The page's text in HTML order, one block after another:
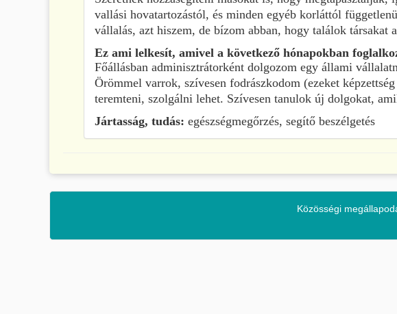
vallási hovatartozástól, és minden egyéb korláttól
vállalás, azt hiszem, de bízom abban, hogy találok társakat
Ez ami lelkesít, amivel a következő hónapokban
Főállásban adminisztrátorként dolgozom egy állami
Örömmel varrok, szívesen fodrászkodom (ezeket
teremteni, szolgálni lehet. Szívesen tanulok új dolgokat,
Jártasság, tudás: egészségmegőrzés, segítő beszélgetés
Közösségi